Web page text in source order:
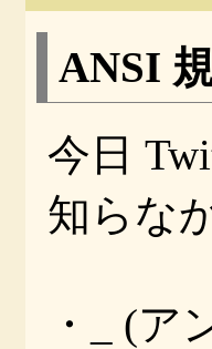
ANSI
今日
知らな
・_ (ア